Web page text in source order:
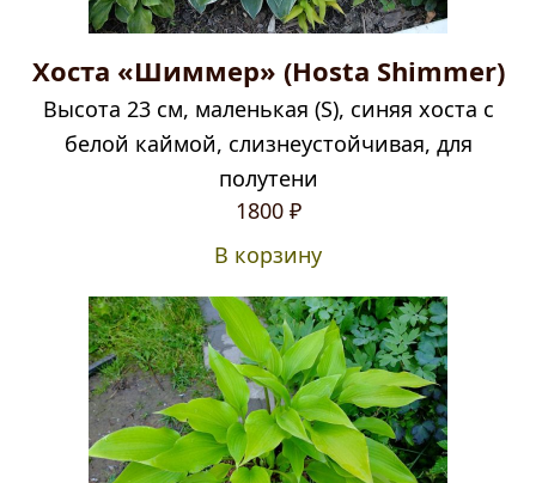
Хоста «Шиммер» (Hosta Shimmer)
Высота 23 см, маленькая (S), синяя хоста с
белой каймой, слизнеустойчивая, для
полутени
1800 ₽
В корзину